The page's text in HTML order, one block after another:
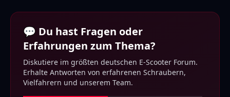
💬 Du hast Fragen oder
Erfahrungen zum Thema?
Diskutiere im größten deutschen E-Scooter Forum.
Erhalte Antworten von erfahrenen Schraubern,
Vielfahrern und unserem Team.